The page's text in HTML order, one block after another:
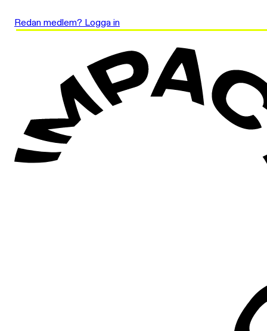
Redan medlem? Logga in